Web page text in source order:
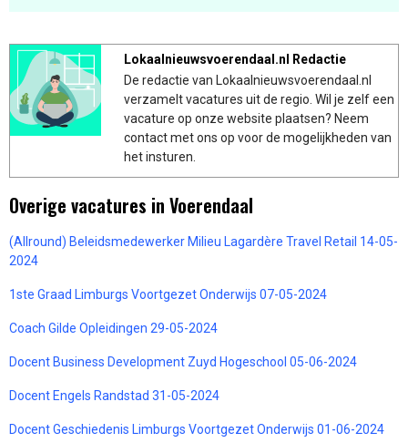
Lokaalnieuwsvoerendaal.nl Redactie
De redactie van Lokaalnieuwsvoerendaal.nl
verzamelt vacatures uit de regio. Wil je zelf een
vacature op onze website plaatsen? Neem
contact met ons op voor de mogelijkheden van
het insturen.
Overige vacatures in Voerendaal
(Allround) Beleidsmedewerker Milieu Lagardère Travel Retail 14-05-
2024
1ste Graad Limburgs Voortgezet Onderwijs 07-05-2024
Coach Gilde Opleidingen 29-05-2024
Docent Business Development Zuyd Hogeschool 05-06-2024
Docent Engels Randstad 31-05-2024
Docent Geschiedenis Limburgs Voortgezet Onderwijs 01-06-2024